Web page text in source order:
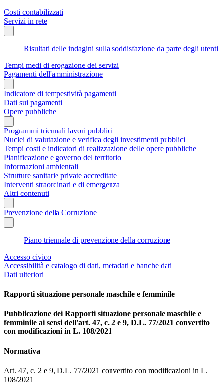
Costi contabilizzati
Servizi in rete
Risultati delle indagini sulla soddisfazione da parte degli utenti
Tempi medi di erogazione dei servizi
Pagamenti dell'amministrazione
Indicatore di tempestività pagamenti
Dati sui pagamenti
Opere pubbliche
Programmi triennali lavori pubblici
Nuclei di valutazione e verifica degli investimenti pubblici
Tempi costi e indicatori di realizzazione delle opere pubbliche
Pianificazione e governo del territorio
Informazioni ambientali
Strutture sanitarie private accreditate
Interventi straordinari e di emergenza
Altri contenuti
Prevenzione della Corruzione
Piano triennale di prevenzione della corruzione
Accesso civico
Accessibilità e catalogo di dati, metadati e banche dati
Dati ulteriori
Rapporti situazione personale maschile e femminile
Pubblicazione dei Rapporti situazione personale maschile e
femminile ai sensi dell'art. 47, c. 2 e 9, D.L. 77/2021 convertito
con modificazioni in L. 108/2021
Normativa
Art. 47, c. 2 e 9, D.L. 77/2021 convertito con modificazioni in L.
108/2021